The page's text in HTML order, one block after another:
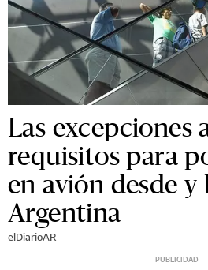
Las excepciones
requisitos para
en avión desde y
Argentina
elDiarioAR